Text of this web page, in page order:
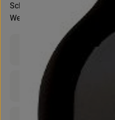
Schokolade. Die Struktur
Wein Authentizität und die
Produktinformationen
Zutaten